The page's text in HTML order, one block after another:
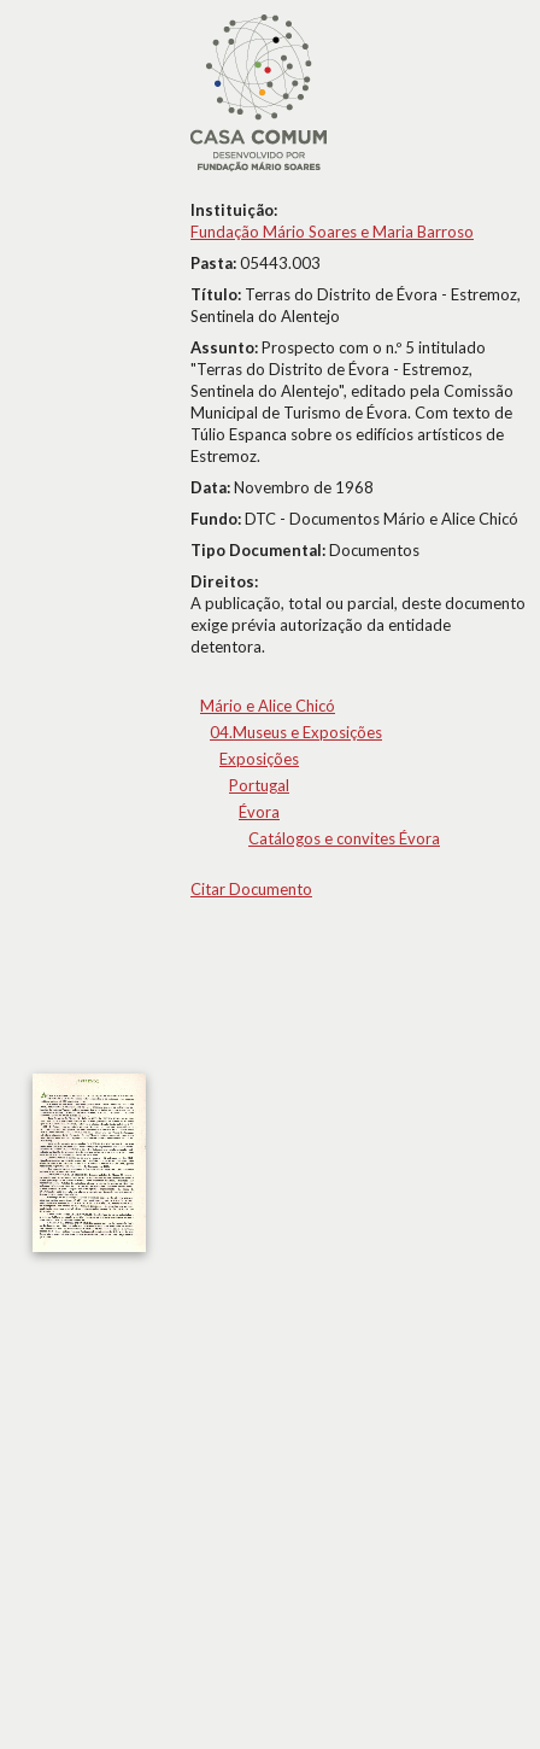
Instituição:
Fundação Mário Soares e Maria Barroso
Pasta:05443.003
Título: Terras do Distrito de Évora - Estremoz,
Sentinela do Alentejo
Assunto:Prospecto com o n.º 5 intitulado
"Terras do Distrito de Évora - Estremoz,
Sentinela do Alentejo", editado pela Comissão
Municipal de Turismo de Évora. Com texto de
Túlio Espanca sobre os edifícios artísticos de
Estremoz.
Data:Novembro de 1968
Fundo:DTC - Documentos Mário e Alice Chicó
Tipo Documental:Documentos
Direitos:
A publicação, total ou parcial, deste documento
exige prévia autorização da entidade
detentora.
Mário e Alice Chicó
04.Museus e Exposições
Exposições
Portugal
Évora
Catálogos e convites Évora
Citar Documento